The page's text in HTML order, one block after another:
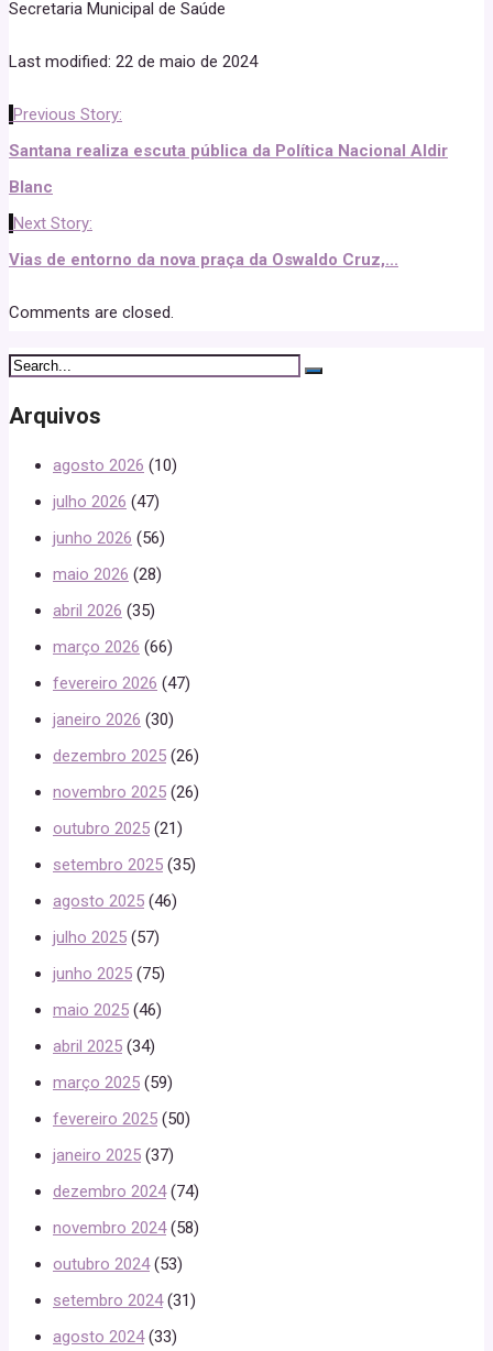
Secretaria Municipal de Saúde
Last modified: 22 de maio de 2024
Previous Story:
Santana realiza escuta pública da Política Nacional Aldir
Blanc
Next Story:
Vias de entorno da nova praça da Oswaldo Cruz,...
Comments are closed.
Arquivos
agosto 2026 (10)
julho 2026 (47)
junho 2026 (56)
maio 2026 (28)
abril 2026 (35)
março 2026 (66)
fevereiro 2026 (47)
janeiro 2026 (30)
dezembro 2025 (26)
novembro 2025 (26)
outubro 2025 (21)
setembro 2025 (35)
agosto 2025 (46)
julho 2025 (57)
junho 2025 (75)
maio 2025 (46)
abril 2025 (34)
março 2025 (59)
fevereiro 2025 (50)
janeiro 2025 (37)
dezembro 2024(74)
novembro 2024(58)
outubro 2024(53)
setembro 2024(31)
agosto 2024(33)